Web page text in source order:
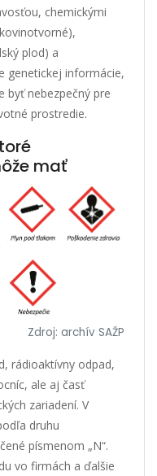
chemickými
plod) a
genetickej informácie,
byť nebezpečný pre
prostredie.
mať
Zdroj: archív SAŽP
rádioaktívny odpad,
ale aj časť
zariadení. V
druhu
písmenom „N“.
vo firmách a ďalšie